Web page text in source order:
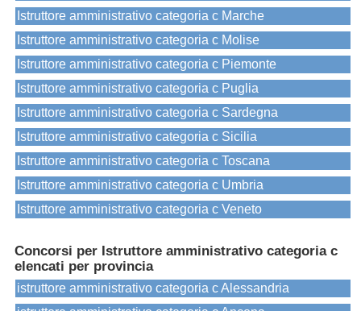
Istruttore amministrativo categoria c Marche
Istruttore amministrativo categoria c Molise
Istruttore amministrativo categoria c Piemonte
Istruttore amministrativo categoria c Puglia
Istruttore amministrativo categoria c Sardegna
Istruttore amministrativo categoria c Sicilia
Istruttore amministrativo categoria c Toscana
Istruttore amministrativo categoria c Umbria
Istruttore amministrativo categoria c Veneto
Concorsi per Istruttore amministrativo categoria c
elencati per provincia
istruttore amministrativo categoria c Alessandria